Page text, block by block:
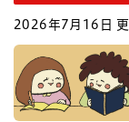
2026年7月16日